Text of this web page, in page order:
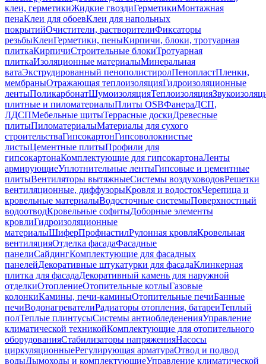
клеи, герметикиЖидкие гвоздиГерметикиМонтажная
пенаКлеи для обоевКлеи для напольных
покрытийОчистители, растворителиФиксаторы
резьбыКлеиГерметики, пеныКирпичи, блоки, тротуарная
плиткаКирпичиСтроительные блокиТротуарная
плиткаИзоляционные материалыМинеральная
ватаЭкструдированный пенополистиролПенопластПленки,
мембраныОтражающая теплоизоляцияГидроизоляционные
лентыПоликарбонатШумоизоляцияТеплоизоляция
плитные и пиломатериалыПлиты OSBФанераДСП,
ЛДСПМебельные щитыТеррасные доскиДревесные
плитыПиломатериалыМатериалы для сухого
строительстваГипсокартонГипсоволокнистые
листыЦементные плитыПрофили для
гипсокартонаКомплектующие для гипсокартонаЛенты
армирующиеУплотнительные лентыГипсовые и цементные
плитыВентиляторы вытяжныеСистемы воздуховодовРешетки
вентиляционные, диффузорыКровля и водостокЧерепица и
кровельные материалыВодосточные системыПоверхностный
водоотводКровельные софитыДоборные элементы
кровлиГидроизоляционные
материалыШиферПрофнастилРулонная кровляКровельная
вентиляцияОтделка фасадаФасадные
панелиСайдингКомплектующие для фасадных
панелейДекоративные штукатурки для фасадаКлинкерная
плитка для фасадаДекоративный камень для наружной
отделкиОтоплениеОтопительные котлыГазовые
колонкиКамины, печи-каминыОтопительные печиБанные
печиВодонагревателиРадиаторы отопления, батареиТеплый
полТеплые плинтусыСистемы антиобледененияУправление
климатической техникойКомплектующие для отопительного
оборудованияСтабилизаторы напряженияНасосы
циркуляционныеРегулирующая арматураОтвод и подвод
водыДымоходы и комплектующиеУправление климатической